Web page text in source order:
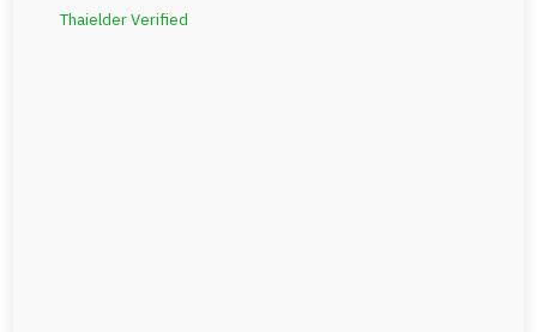
พัฒนาธุรกิจค้า กระทรวงพาณิชย์และสมาคมการค้าและ
Thaielder Verified